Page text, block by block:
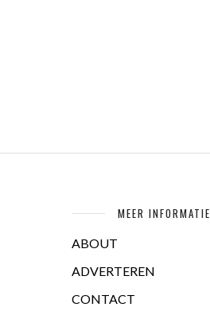
MEER INFORMATIE
ABOUT
ADVERTEREN
CONTACT